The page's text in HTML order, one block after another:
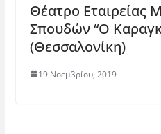
Θέατρο Εταιρείας
Σπουδών “Ο
(Θεσσαλονίκη)
19 Νοεμβρίου, 2019